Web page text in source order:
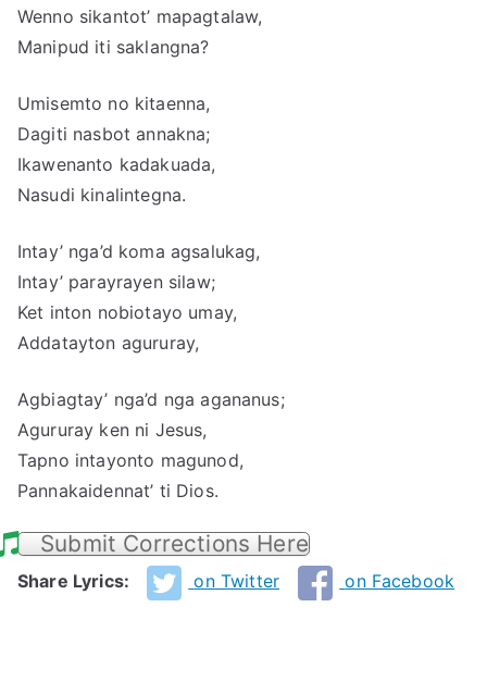
Wenno sikantot’ mapagtalaw,
Manipud iti saklangna?
Umisemto no kitaenna,
Dagiti nasbot annakna;
Ikawenanto kadakuada,
Nasudi kinalintegna.
Intay’ nga’d koma agsalukag,
Intay’ parayrayen silaw;
Ket inton nobiotayo umay,
Addatayton agururay,
Agbiagtay’ nga’d nga agananus;
Agururay ken ni Jesus,
Tapno intayonto magunod,
Pannakaidennat’ ti Dios.
Submit Corrections Here
Share Lyrics: on Twitter on Facebook